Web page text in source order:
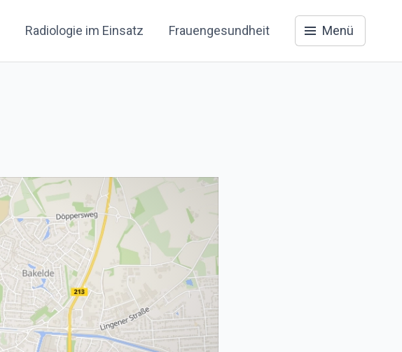
Radiologie im Einsatz Frauengesundheit Menü